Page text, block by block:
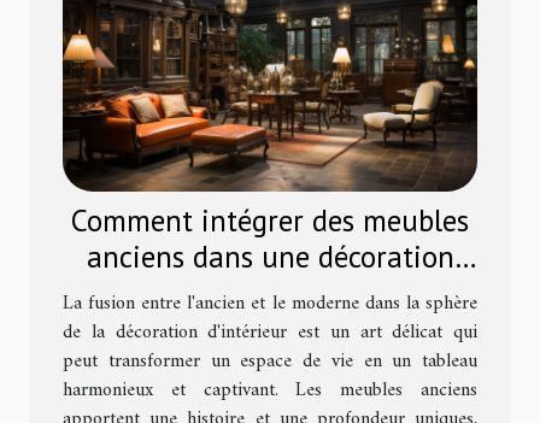
Comment intégrer des meubles
anciens dans une décoration
moderne
La fusion entre l'ancien et le moderne dans la sphère
de la décoration d'intérieur est un art délicat qui
peut transformer un espace de vie en un tableau
harmonieux et captivant. Les meubles anciens